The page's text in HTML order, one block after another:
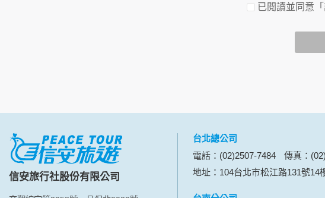
為了在本網站提供您最佳的互動性服務，可能會請您提供相
於一般瀏覽時，伺服器會自行記錄相關行徑，包括您使用連
當客戶在本網站註冊時，我們會取得您的姓名、電話、住址
登入使用我們的服務後，本網站即取得您的資料。
其他除了上述，會保留您在上網瀏覽或查詢時，伺服器自行
錄等。本網站會對個別連線者的瀏覽器予以標示，歸納使用
項記錄和您對應。請您注意，在本網站網刊登廣告之廠商，
已閱讀並同意
信安旅行社股份有限公司
台北總公司
電話：(02)2507-7484
傳真：
地址：104台北市松江路131號14